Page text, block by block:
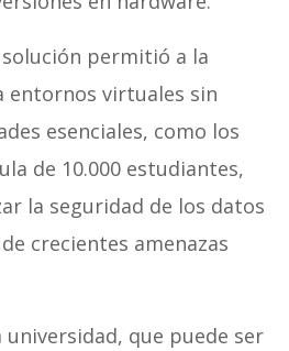
permitió a la
virtuales sin
esenciales, como los
de 10.000 estudiantes,
la seguridad de los datos
crecientes amenazas
universidad, que puede ser